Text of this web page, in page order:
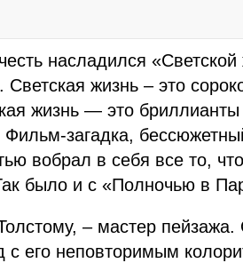
насладился
Светская жизнь – это
жизнь — это
загадка,
вобрал в себя все то,
было и с «Полночью в
– мастер
с его неповторимым